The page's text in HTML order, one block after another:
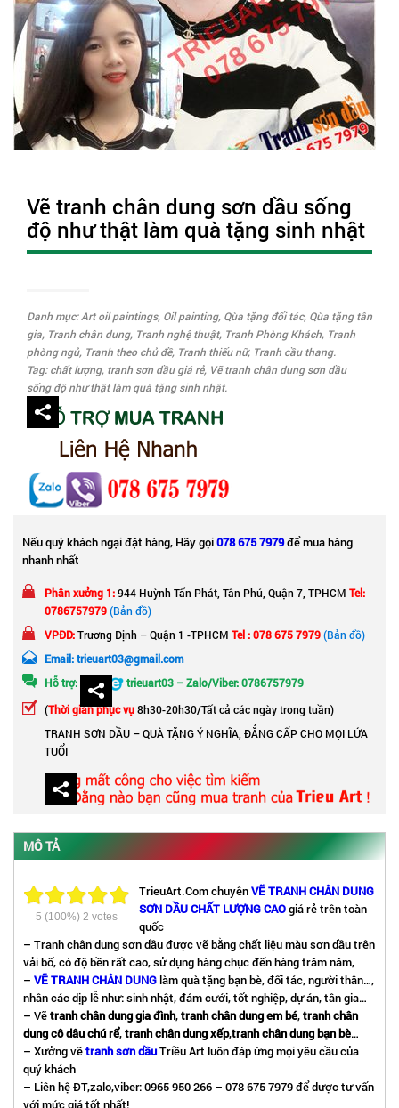
Vẽ tranh chân dung sơn dầu sống
độ như thật làm quà tặng sinh nhật
Danh mục:Art oil paintings, Oil painting, Qùa tặng đối tác, Qùa tặng tân
gia, Tranh chân dung, Tranh nghệ thuật, Tranh Phòng Khách, Tranh
phòng ngủ, Tranh theo chủ đề, Tranh thiếu nữ, Tranh cầu thang.
Tag:chất lượng, tranh sơn dầu giá rẻ, Vẽ tranh chân dung sơn dầu
sống độ như thật làm quà tặng sinh nhật.
Nếu quý khách ngại đặt hàng, Hãy gọi078 675 7979để mua hàng
nhanh nhất
Phân xưởng 1:944 Huỳnh Tấn Phát, Tân Phú, Quận 7, TPHCM Tel:
0786757979(Bản đồ)
VPĐD:Trương Định – Quận 1 -TPHCM Tel : 078 675 7979(Bản đồ)
Email: trieuart03@gmail.com
Hỗ trợ:
trieuart03 – Zalo/Viber: 0786757979
(Thời gian phục vụ8h30-20h30/Tất cả các ngày trong tuần)
TRANH SƠN DẦU – QUÀ TẶNG Ý NGHĨA, ĐẲNG CẤP CHO MỌI LỨA
TUỔI
MÔ TẢ
5 (100%) 2 votes
TrieuArt.Com chuyênVẼ TRANH CHÂN DUNG
SƠN DẦU CHẤT LƯỢNG CAOgiá rẻ trên toàn
quốc
– Tranh chân dung sơn dầu được vẽ bằng chất liệu màu sơn dầu trên
vải bố, có độ bền rất cao, sử dụng hàng chục đến hàng trăm năm,
– VẼ TRANH CHÂN DUNG làm quà tặng bạn bè, đối tác, người thân…,
nhân các dịp lễ như: sinh nhật, đám cưới, tốt nghiệp, dự án, tân gia…
– Vẽtranh chân dung gia đình,tranh chân dung em bé,tranh chân
dung cô dâu chú rể,tranh chân dung xếp,tranh chân dung bạn bè…
– Xưởng vẽtranh sơn dầuTriều Art luôn đáp ứng mọi yêu cầu của
quý khách
– Liên hệ ĐT,zalo,viber: 0965 950 266 – 078 675 7979 để dược tư vấn
với mức giá tốt nhất!